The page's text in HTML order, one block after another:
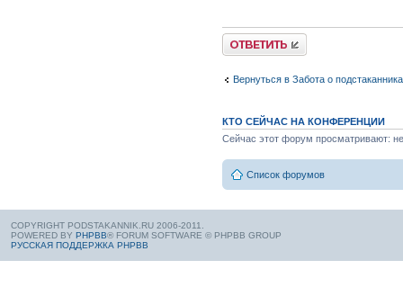
Вернуться в Забота о
КТО СЕЙЧАС НА КОНФЕРЕНЦИИ
Сейчас этот форум просматривают:
Список форумов
COPYRIGHT PODSTAKANNIK.RU 2006-2011.
POWERED BY PHPBB® FORUM SOFTWARE © PHPBB GROUP
РУССКАЯ ПОДДЕРЖКА PHPBB